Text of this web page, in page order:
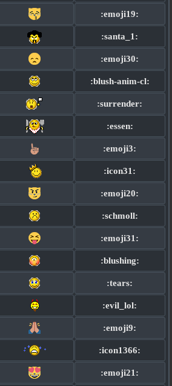
:emoji19:
:santa_1:
:emoji30:
:blush-anim-cl:
:surrender:
:essen:
:emoji3:
:icon31:
:emoji20:
:schmoll:
:emoji31:
:blushing:
:tears:
:evil_lol:
:emoji9:
:icon1366:
:emoji21: